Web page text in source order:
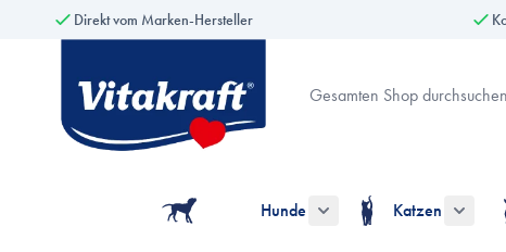
Direkt vom Marken-Hersteller
Hunde
Untermenü für die
Katzen